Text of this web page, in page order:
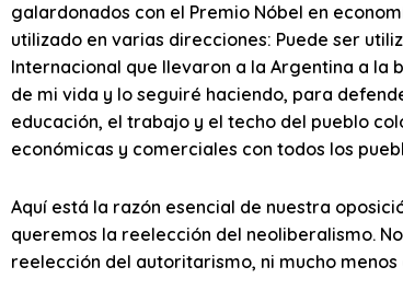
galardonados con el Premio Nóbel en
utilizado en varias direcciones: Puede ser
Internacional que llevaron a la Argentina a la
de mi vida y lo seguiré haciendo, para
educación, el trabajo y el techo del pueblo
económicas y comerciales con todos los
Aquí está la razón esencial de nuestra
queremos la reelección del neoliberalismo.
reelección del autoritarismo, ni mucho